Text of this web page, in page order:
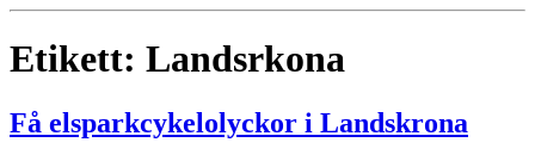
Etikett: Landsrkona
Få elsparkcykelolyckor i Landskrona